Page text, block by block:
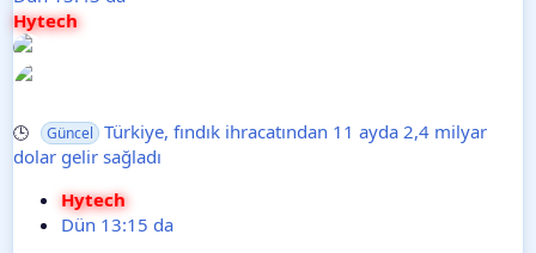
Hytech
🕒 Güncel
Türkiye, fındık ihracatından 11 ayda 2,4 milyar
dolar gelir sağladı
Hytech
Dün 13:15 da